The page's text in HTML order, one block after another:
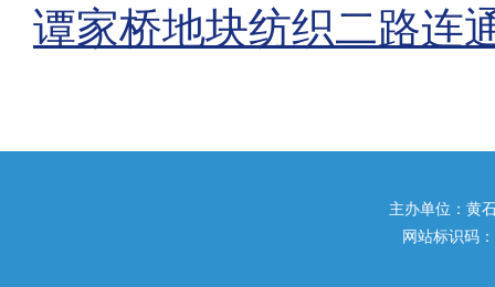
谭家桥地块纺织二路连
主办单位：黄
网站标识码